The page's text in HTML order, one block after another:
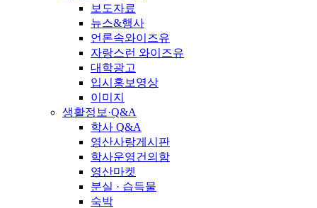
보도자료
뉴스&행사
언론속와이즈유
자랑스런 와이즈유
대학광고
입시홍보영상
이미지
생활정보·Q&A
학사 Q&A
영산사랑게시판
학사운영건의함
영산마켓
분실 · 습득물
숙박